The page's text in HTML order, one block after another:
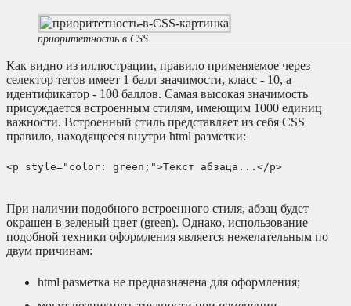
приоритетность в CSS
Как видно из иллюстрации, правило применяемое через
селектор тегов имеет 1 балл значимости, класс - 10, а
идентификатор - 100 баллов. Самая высокая значимость
присуждается встроенным стилям, имеющим 1000 единиц
важности. Встроенный стиль представляет из себя CSS
правило, находящееся внутри html разметки:
<p style="color: green;">Текст абзаца...</p>
При наличии подобного встроенного стиля, абзац будет
окрашен в зеленый цвет (green). Однако, использование
подобной техники оформления является нежелательным по
двум причинам:
html разметка не предназначена для оформления;